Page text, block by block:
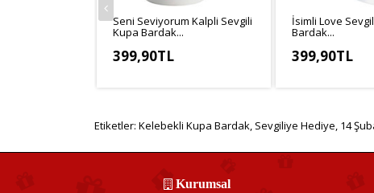
Seni Seviyorum Kalpli Sevgili
Kupa Bardak...
399,90TL
İsimli Love
Bardak...
399,90TL
Etiketler: Kelebekli Kupa Bardak, Sevgiliye Hediye, 14
Kurumsal